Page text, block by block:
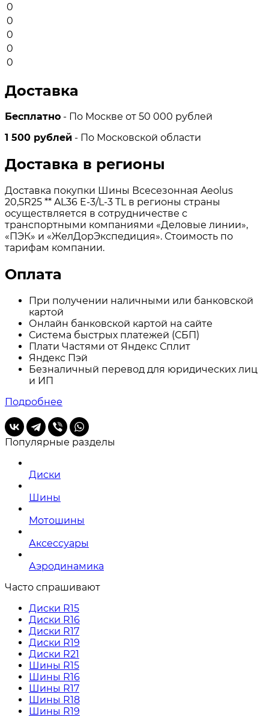
0
0
0
0
0
Доставка
Бесплатно - По Москве от 50 000 рублей
1 500 рублей - По Московской области
Доставка в регионы
Доставка покупки Шины Всесезонная Aeolus
20,5R25 ** AL36 E-3/L-3 TL в регионы страны
осуществляется в сотрудничестве с
транспортными компаниями «Деловые линии»,
«ПЭК» и «ЖелДорЭкспедиция». Стоимость по
тарифам компании.
Оплата
При получении наличными или банковской
картой
Онлайн банковской картой на сайте
Система быстрых платежей (СБП)
Плати Частями от Яндекс Сплит
Яндекс Пэй
Безналичный перевод для юридических лиц
и ИП
Подробнее
Популярные разделы
Диски
Шины
Мотошины
Аксессуары
Аэродинамика
Часто спрашивают
Диски R15
Диски R16
Диски R17
Диски R19
Диски R21
Шины R15
Шины R16
Шины R17
Шины R18
Шины R19